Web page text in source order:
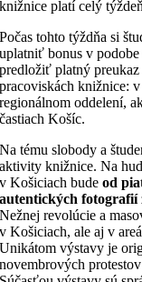
knižnice platí celý
Počas tohto týždňa si
uplatniť bonus v
predložiť platný
pracoviskách knižnice:
regionálnom oddelení,
častiach Košíc.
Na tému slobody a
aktivity knižnice. Na
v Košiciach budeod
autentických fotografií
Nežnej revolúcie a
v Košiciach, ale aj v
Unikátom výstavy je
novembrových